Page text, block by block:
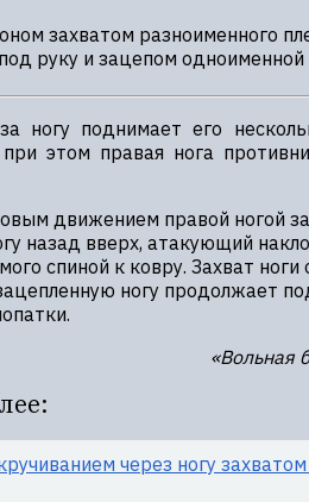
ногу поднимает его
при этом правая нога
движением правой ногой
назад вверх, атакующий
спиной к ковру. Захват ноги
ногу продолжает
«Вольная
через ногу